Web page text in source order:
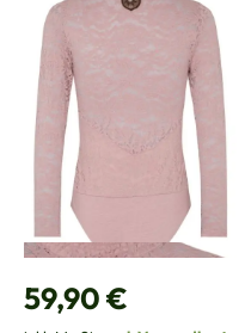
Regulärer Preis:
59,90 €